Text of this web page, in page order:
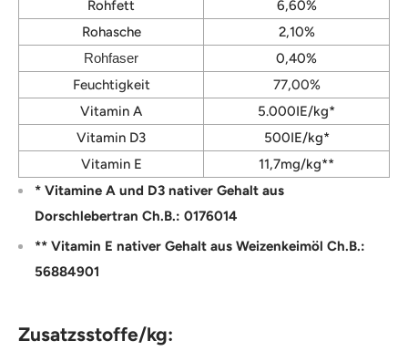
Rohfett
6,60%
Rohasche
2,10%
Rohfaser
0,40%
Feuchtigkeit
77,00%
Vitamin A
5.000IE/kg*
Vitamin D3
500IE/kg*
Vitamin E
11,7mg/kg**
* Vitamine A und D3 nativer Gehalt aus
Dorschlebertran Ch.B.: 0176014
** Vitamin E nativer Gehalt aus Weizenkeimöl Ch.B.:
56884901
Zusatzsstoffe/kg: